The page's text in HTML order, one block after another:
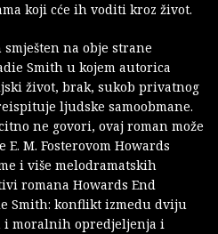
koji cće ih voditi kroz život.
na obje strane
Smith u kojem autorica
život, brak, sukob privatnog
ljudske samoobmane.
ne govori, ovaj roman može
M. Fosterovom Howards
i više melodramatskih
romana Howards End
Smith: konflikt izmedu dviju
moralnih opredjeljenja i